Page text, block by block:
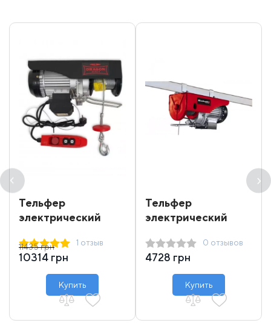
Тельфер
электрический
400/800
1 отзыв
10314 грн
11435 грн
Купить
Тельфер
электрический
0 отзывов
4728 грн
Купить